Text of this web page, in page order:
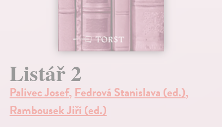
Listář 2
Palivec Josef, Fedrová Stanislava (ed.),
Rambousek Jiří (ed.)